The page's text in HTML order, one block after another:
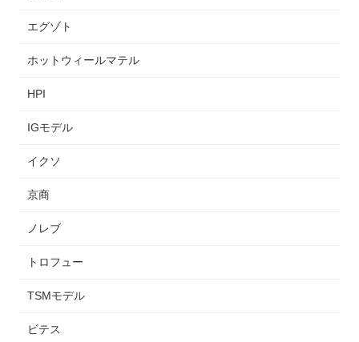
エグゾト
ホットウィールマテル
HPI
IGモデル
イクソ
京商
ノレブ
トロフュー
TSMモデル
ビテス